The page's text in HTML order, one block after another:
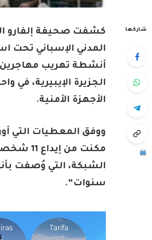
شاركها
كشفت صحيفة إلفارو
المدني الإسباني تحت
أنشطة تهريب مهاجرين
الجزيرة الإيبيرية،
الأجهزة الأمنية.
مكنت
الشبكة، التي وُصفت
سنوات”.